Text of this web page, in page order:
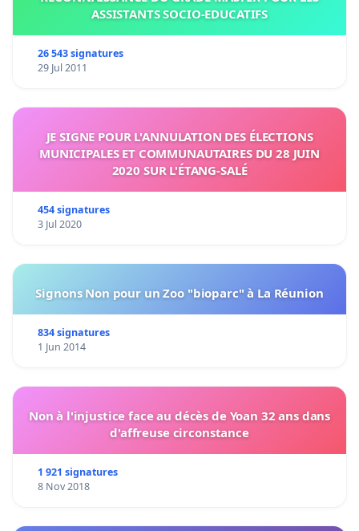
ASSISTANTS SOCIO-EDUCATIFS
26 543 signatures
29 Jul 2011
JE SIGNE POUR L'ANNULATION DES ÉLECTIONS
MUNICIPALES ET COMMUNAUTAIRES DU 28 JUIN
2020 SUR L'ÉTANG-SALÉ
454 signatures
3 Jul 2020
Signons Non pour un Zoo "bioparc" à La Réunion
834 signatures
1 Jun 2014
Non à l'injustice face au décès de Yoan 32 ans dans
d'affreuse circonstance
1 921 signatures
8 Nov 2018